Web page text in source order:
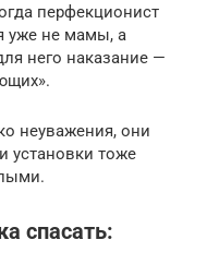
перфекционист
уже не мамы, а
него наказание —
неуважения, они
установки тоже
спасать: